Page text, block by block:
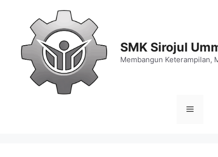
SMK Sirojul
Membangun Keterampilan,
Menu